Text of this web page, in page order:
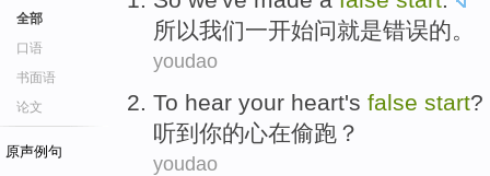
全部
口语
书面语
论文
原声例句
所以我们一开始问就是错误的。
youdao
To hear your heart's false start?
听到 你的心在偷跑？
youdao